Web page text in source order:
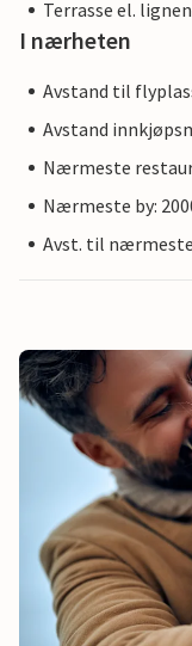
Terrasse el.
I nærheten
Avstand til
Avstand
Nærmeste
Nærmeste by:
Avst. til